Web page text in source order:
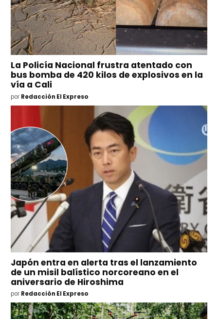
La Policía Nacional frustra atentado con
bus bomba de 420 kilos de explosivos en la
vía a Cali
por Redacción El Expreso
Japón entra en alerta tras el lanzamiento
de un misil balístico norcoreano en el
aniversario de Hiroshima
por Redacción El Expreso